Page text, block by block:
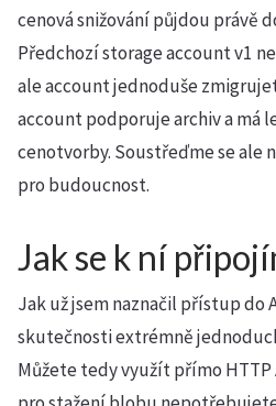
cenová snižování půjdou právě
Předchozí storage account v1
ale account jednoduše
account podporuje archiv a má
cenotvorby. Soustřeďme se ale
pro budoucnost.
Jak se k ní
Jak už jsem naznačil přístup do
skutečnosti extrémně
Můžete tedy využít přímo HTTP